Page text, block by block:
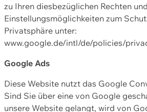
zu Ihren diesbezüglichen Rechten und
Einstellungsmöglichkeiten zum
Privatsphäre unter:
www.google.de/intl/de/policies/
Google Ads
Diese Website nutzt das Google
Sind Sie über eine von Google
unsere Website gelangt, wird von